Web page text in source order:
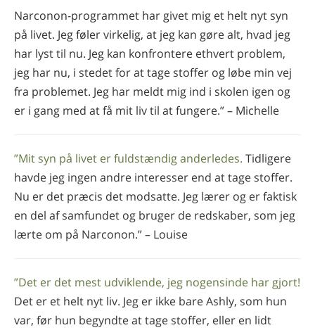
Narconon-programmet har givet mig et helt nyt syn
på livet. Jeg føler virkelig, at jeg kan gøre alt, hvad jeg
har lyst til nu. Jeg kan konfrontere ethvert problem,
jeg har nu, i stedet for at tage stoffer og løbe min vej
fra problemet. Jeg har meldt mig ind i skolen igen og
er i gang med at få mit liv til at fungere.” – Michelle
”Mit syn på livet er fuldstændig anderledes. Tidligere
havde jeg ingen andre interesser end at tage stoffer.
Nu er det præcis det modsatte. Jeg lærer og er faktisk
en del af samfundet og bruger de redskaber, som jeg
lærte om på Narconon.” – Louise
”Det er det mest udviklende, jeg nogensinde har gjort!
Det er et helt nyt liv. Jeg er ikke bare Ashly, som hun
var, før hun begyndte at tage stoffer, eller en lidt